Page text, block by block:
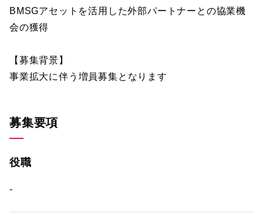
BMSGアセットを活用した外部パートナーとの協業機
会の獲得
【募集背景】
事業拡大に伴う増員募集となります
募集要項
役職
-